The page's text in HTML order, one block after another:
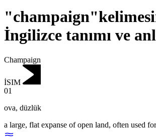
İngilizce tanımı ve
Champaign
İSIM
01
ova, düzlük
a large, flat expanse of open land, often used